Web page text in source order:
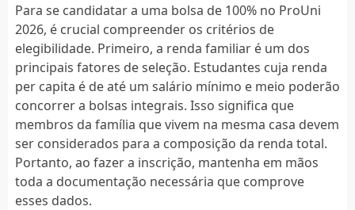
Para se candidatar a uma bolsa de 100% no ProUni
2026, é crucial compreender os critérios de
elegibilidade. Primeiro, a renda familiar é um dos
principais fatores de seleção. Estudantes cuja renda
per capita é de até um salário mínimo e meio poderão
concorrer a bolsas integrais. Isso significa que
membros da família que vivem na mesma casa devem
ser considerados para a composição da renda total.
Portanto, ao fazer a inscrição, mantenha em mãos
toda a documentação necessária que comprove
esses dados.